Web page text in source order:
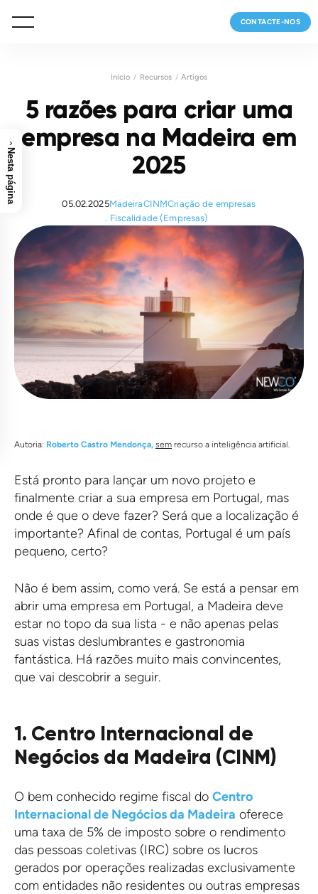
CONTACTE-NOS
Início Recursos Artigos
5 razões para criar uma
empresa na Madeira em
2025
05.02.2025MadeiraCINMCriação de empresas
Fiscalidade (Empresas)
Autoria: Roberto Castro Mendonça, sem recurso a inteligência artificial.
Está pronto para lançar um novo projeto e
finalmente criar a sua empresa em Portugal, mas
onde é que o deve fazer? Será que a localização é
importante? Afinal de contas, Portugal é um país
pequeno, certo?
Não é bem assim, como verá. Se está a pensar em
abrir uma empresa em Portugal, a Madeira deve
estar no topo da sua lista - e não apenas pelas
suas vistas deslumbrantes e gastronomia
fantástica. Há razões muito mais convincentes,
que vai descobrir a seguir.
1. Centro Internacional de
Negócios da Madeira (CINM)
O bem conhecido regime fiscal do Centro
Internacional de Negócios da Madeira oferece
uma taxa de 5% de imposto sobre o rendimento
das pessoas coletivas (IRC) sobre os lucros
gerados por operações realizadas exclusivamente
com entidades não residentes ou outras empresas
›
Nesta página